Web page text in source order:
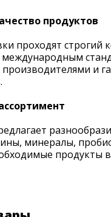
продуктов
проходят строгий
международным
и
минералы,
продукты